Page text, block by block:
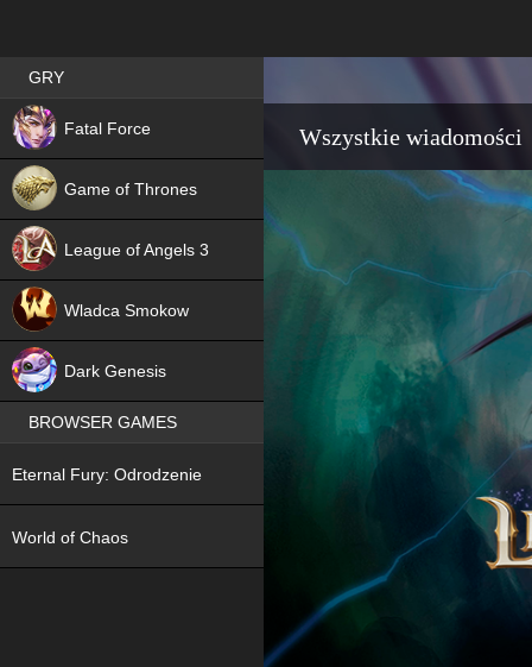
Wszystkie wiadomości
Best RPG games in Poland
GRY
Fatal Force
NEW
Game of Thrones
League of Angels 3
Wladca Smokow
Dark Genesis
BROWSER GAMES
Eternal Fury: Odrodzenie
World of Chaos